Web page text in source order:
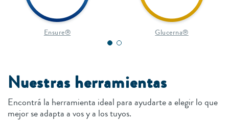
Ensure® Glucerna®
Nuestras herramientas
Encontrá la herramienta ideal para ayudarte a elegir lo que
mejor se adapta a vos y a los tuyos.